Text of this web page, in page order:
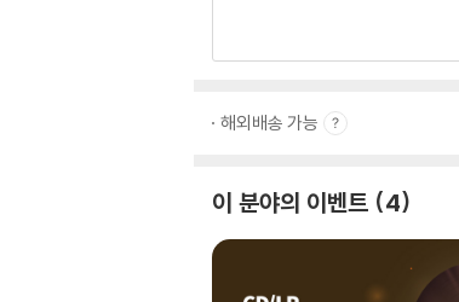
해외배송 가능
이 분야의 이벤트 4